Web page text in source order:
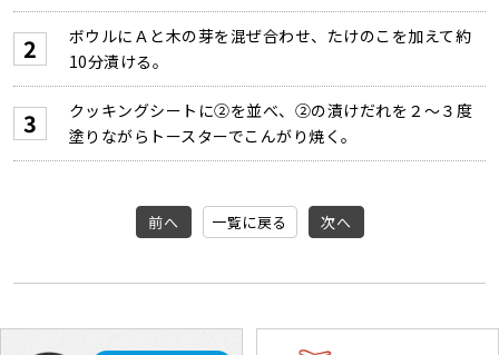
ボウルにＡと木の芽を混ぜ合わせ、たけのこを加えて約
10分漬ける。
クッキングシートに②を並べ、②の漬けだれを２～３度
塗りながらトースターでこんがり焼く。
前へ 一覧に戻る 次へ